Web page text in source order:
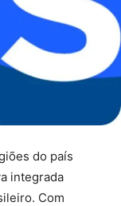
do país
integrada
Com